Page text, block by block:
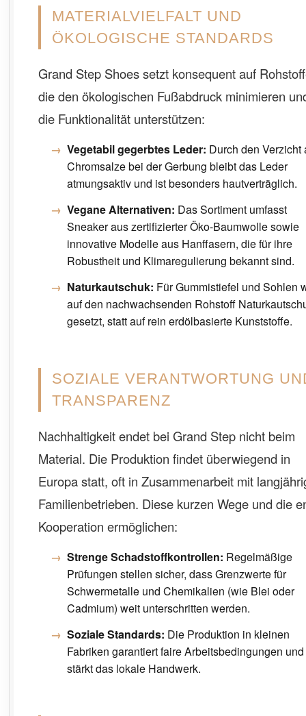
MATERIALVIELFALT UND
ÖKOLOGISCHE STANDARDS
Grand Step Shoes setzt konsequent auf
die den ökologischen Fußabdruck minimieren
die Funktionalität unterstützen:
Vegetabil gegerbtes Leder: Durch den Verzicht
Chromsalze bei der Gerbung bleibt das Leder
atmungsaktiv und ist besonders hautverträglich.
Vegane Alternativen: Das Sortiment umfasst
Sneaker aus zertifizierter Öko-Baumwolle sowie
innovative Modelle aus Hanffasern, die für ihre
Robustheit und Klimaregulierung bekannt sind.
Naturkautschuk: Für Gummistiefel und Sohlen
auf den nachwachsenden Rohstoff
gesetzt, statt auf rein erdölbasierte Kunststoffe.
SOZIALE VERANTWORTUNG
TRANSPARENZ
Nachhaltigkeit endet bei Grand Step nicht beim
Material. Die Produktion findet überwiegend in
Europa statt, oft in Zusammenarbeit mit
Familienbetrieben. Diese kurzen Wege und die
Kooperation ermöglichen:
Strenge Schadstoffkontrollen: Regelmäßige
Prüfungen stellen sicher, dass Grenzwerte für
Schwermetalle und Chemikalien (wie Blei oder
Cadmium) weit unterschritten werden.
Soziale Standards: Die Produktion in kleinen
Fabriken garantiert faire Arbeitsbedingungen und
stärkt das lokale Handwerk.